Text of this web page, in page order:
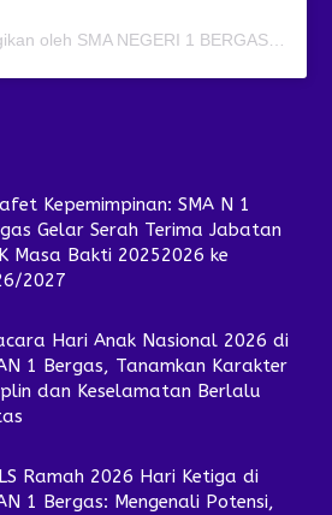
Kepemimpinan: SMA N 1
Gelar Serah Terima Jabatan
Masa Bakti 20252026 ke
2027
Hari Anak Nasional 2026 di
1 Bergas, Tanamkan Karakter
dan Keselamatan Berlalu
Ramah 2026 Hari Ketiga di
1 Bergas: Mengenali Potensi,